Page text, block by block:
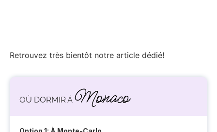
Retrouvez très bientôt notre article dédié!
OÙ DORMIR À Monaco